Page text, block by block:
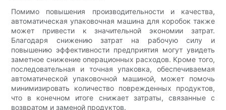
Помимо повышения производительности и качества,
автоматическая упаковочная машина для коробок также
может привести к значительной экономии затрат.
Благодаря снижению затрат на рабочую силу и
повышению эффективности предприятия могут увидеть
заметное снижение операционных расходов. Кроме того,
последовательная и точная упаковка, обеспечиваемая
автоматической упаковочной машиной, может помочь
минимизировать количество поврежденных продуктов,
что в конечном итоге снижает затраты, связанные с
возвратом и заменой продуктов.